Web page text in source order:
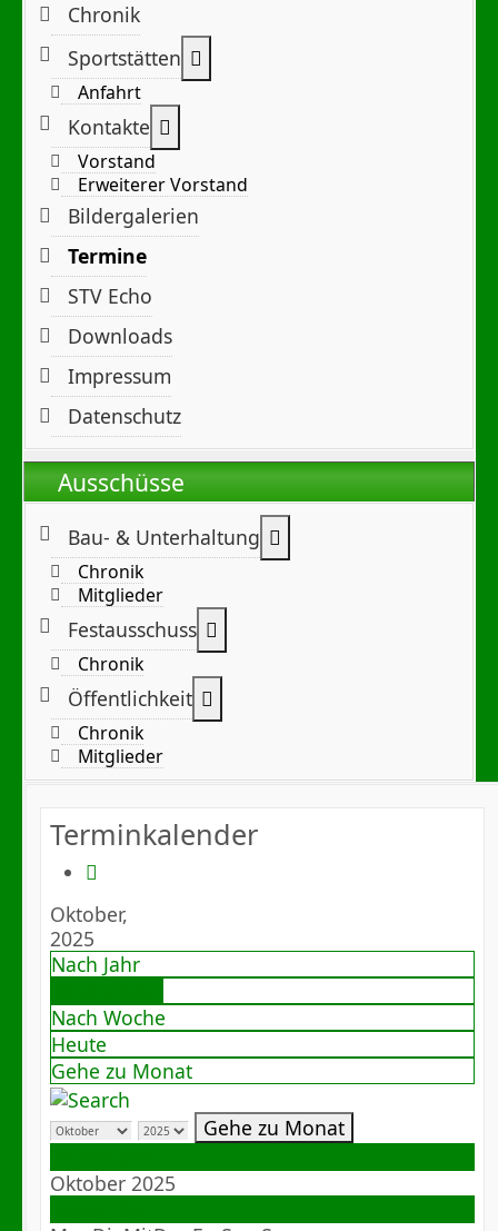
Chronik
Sportstätten
Anfahrt
Kontakte
Vorstand
Erweiterer Vorstand
Bildergalerien
Termine
STV Echo
Downloads
Impressum
Datenschutz
Ausschüsse
Bau- & Unterhaltung
Chronik
Mitglieder
Festausschuss
Chronik
Öffentlichkeit
Chronik
Mitglieder
Terminkalender
Oktober,
2025
Nach Jahr
Nach Woche
Heute
Gehe zu Monat
Gehe zu Monat
Oktober 2025